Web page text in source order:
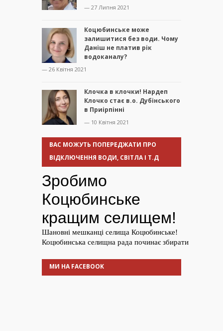
— 27 Липня 2021
Коцюбинське може
залишитися без води. Чому
Даніш не платив рік
водоканалу?
— 26 Квітня 2021
Клочка в клочки! Нардеп
Клочко стає в.о. Дубінського
в Приірпінні
— 10 Квітня 2021
ВАС МОЖУТЬ ПОПЕРЕДЖАТИ ПРО
ВІДКЛЮЧЕННЯ ВОДИ, СВІТЛА І Т.Д
МИ НА FACEBOOK